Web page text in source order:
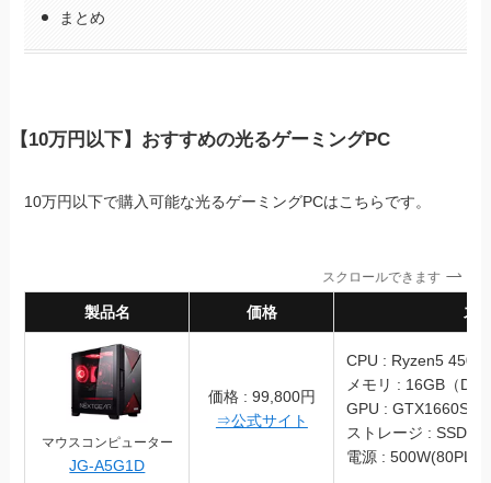
まとめ
【10万円以下】おすすめの光るゲーミングPC
10万円以下で購入可能な光るゲーミングPCはこちらです。
スクロールできます
製品名 価格 スペッ
マウスコンピューター
JG-A5G1D
価格 : 99,800円
⇒公式サイト
CPU : Ryzen5 4500
メモリ : 16GB（
GPU :
ストレージ : SSD
電源 :